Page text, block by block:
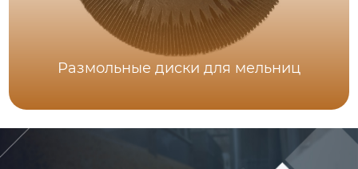
Размольные диски для мельниц